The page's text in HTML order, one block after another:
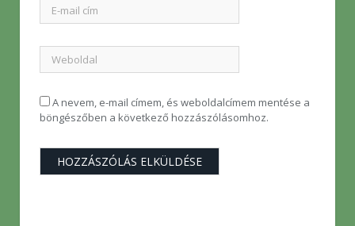
A nevem, e-mail címem, és weboldalcímem mentése a
böngészőben a következő hozzászólásomhoz.